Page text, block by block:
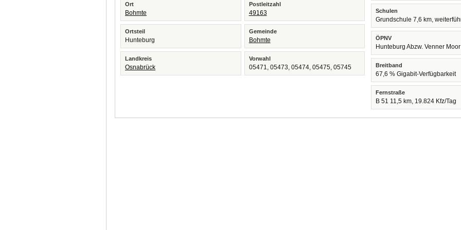
Ort
Bohmte
Postleitzahl
49163
Ortsteil
Hunteburg
Gemeinde
Bohmte
Landkreis
Osnabrück
Vorwahl
05471, 05473, 05474, 05475, 05745
Schulen
Grundschule 7,6 km,
ÖPNV
Hunteburg Abzw. Venner
Breitband
67,6 % Gigabit-Verfügbarkeit
Fernstraße
B 51 11,5 km, 19.824 Kfz/Tag